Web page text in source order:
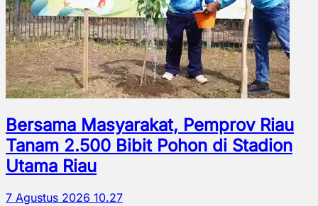
Bersama Masyarakat, Pemprov Riau
Tanam 2.500 Bibit Pohon di Stadion
Utama Riau
7 Agustus 2026 10.27